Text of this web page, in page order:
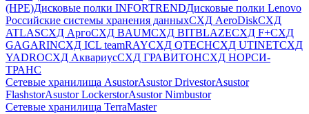
(HPE)Дисковые полки INFORTRENDДисковые полки Lenovo
Российские системы хранения данныхСХД AeroDiskСХД
ATLASСХД AргоСХД BAUMСХД BITBLAZEСХД F+СХД
GAGARINСХД ICL teamRAYСХД QTECHСХД UTINETСХД
YADROСХД АквариусСХД ГРАВИТОНСХД НОРСИ-
ТРАНС
Сетевые хранилища AsustorAsustor DrivestorAsustor
FlashstorAsustor LockerstorAsustor Nimbustor
Сетевые хранилища TerraMaster